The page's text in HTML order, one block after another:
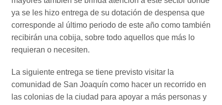
ya se les hizo entrega de su dotación de despensa que
corresponde al último periodo de este año como también
recibirán una cobija, sobre todo aquellos que más lo
requieran o necesiten.
La siguiente entrega se tiene previsto visitar la
comunidad de San Joaquín como hacer un recorrido en
las colonias de la ciudad para apoyar a más personas y